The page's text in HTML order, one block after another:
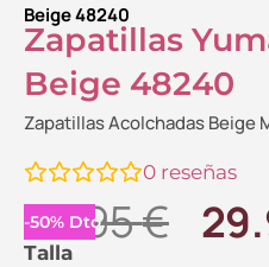
Beige 48240
Zapatillas
Beige 48240
Zapatillas Acolchadas Beige
0 reseñas
-50% Dto.
59.95€ El
Talla
Zapatillas